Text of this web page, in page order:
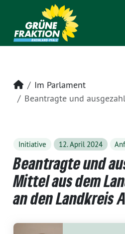
Startseite
Im Parlament
Beantragte und ausgezahlte Mittel aus dem
Initiative 12. April 2024
Beantragte und
Mittel aus dem
an den Landkreis